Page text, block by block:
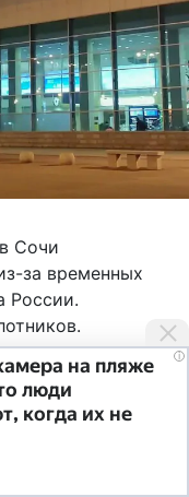
Сочи
за временных
России.
i
на пляже
люди
когда их не